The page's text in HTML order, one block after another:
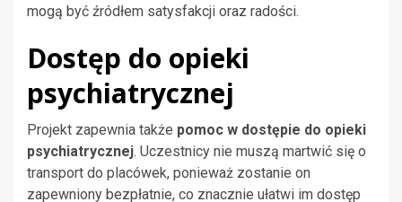
mogą być źródłem satysfakcji oraz radości.
Dostęp do opieki
psychiatrycznej
Projekt zapewnia także pomoc w dostępie do opieki
psychiatrycznej. Uczestnicy nie muszą martwić się o
transport do placówek, ponieważ zostanie on
zapewniony bezpłatnie, co znacznie ułatwi im dostęp